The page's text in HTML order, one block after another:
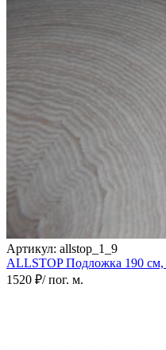
Артикул: allstop_1_9
ALLSTOP Подложка 190 см,
1520 ₽/ пог. м.